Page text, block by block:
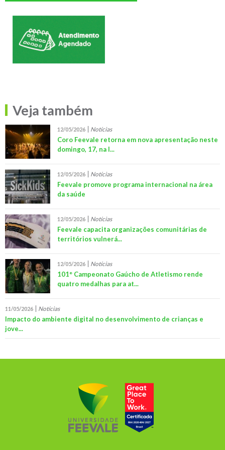
Veja também
12/05/2026 Notícias
Coro Feevale retorna em nova apresentação neste
domingo, 17, na I...
12/05/2026 Notícias
Feevale promove programa internacional na área
da saúde
12/05/2026 Notícias
Feevale capacita organizações comunitárias de
territórios vulnerá...
12/05/2026 Notícias
101° Campeonato Gaúcho de Atletismo rende
quatro medalhas para at...
11/05/2026 Notícias
Impacto do ambiente digital no desenvolvimento de crianças e
jove...